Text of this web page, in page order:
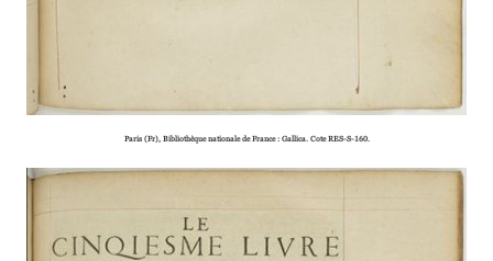
Paris (Fr), Bibliothèque natio­­­­nale de France : Gallica. Cote RES-S-160.